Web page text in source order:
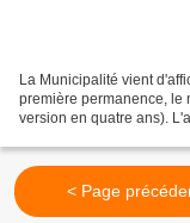
La Municipalité vient
première permanence, le
version en quatre ans).
< Page